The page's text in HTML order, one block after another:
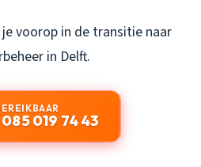
voorop in de transitie naar
in Delft.
085 019 74 43